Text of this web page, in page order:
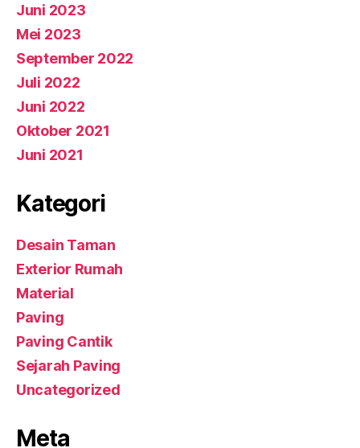
Juni 2023
Mei 2023
September 2022
Juli 2022
Juni 2022
Oktober 2021
Juni 2021
Kategori
Desain Taman
Exterior Rumah
Material
Paving
Paving Cantik
Sejarah Paving
Uncategorized
Meta